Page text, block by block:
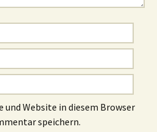
und Website in diesem Browser
speichern.